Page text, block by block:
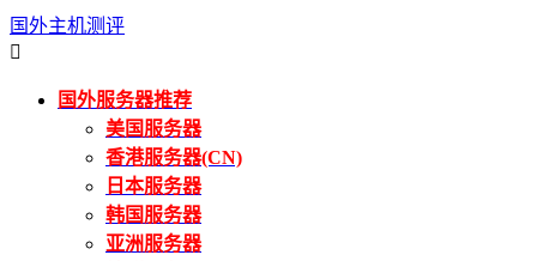
国外主机测评

国外服务器推荐
美国服务器
香港服务器(CN)
日本服务器
韩国服务器
亚洲服务器